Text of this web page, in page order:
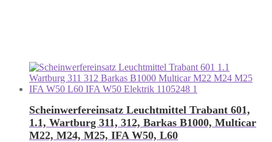
Scheinwerfereinsatz Leuchtmittel Trabant 601,
1.1, Wartburg 311, 312, Barkas B1000, Multicar
M22, M24, M25, IFA W50, L60